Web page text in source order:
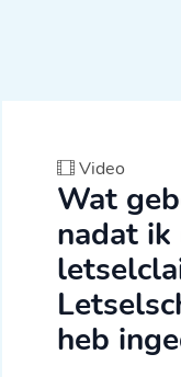
Video
Wat
nadat ik
heb